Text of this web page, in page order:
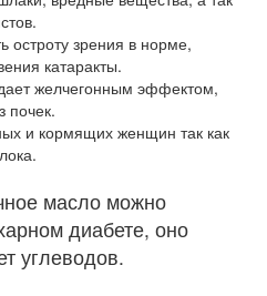
остроту зрения в норме,
катаракты.
желчегонным эффектом,
почек.
и кормящих женщин так как
масло можно
диабете, оно
углеводов.